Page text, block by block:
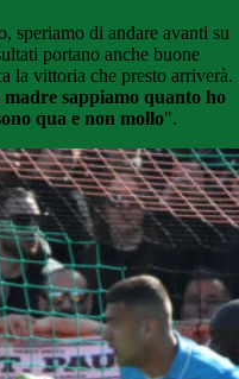
speriamo di andare avanti su
portano anche buone
la vittoria che presto arriverà.
sappiamo quanto ho
qua e non mollo".